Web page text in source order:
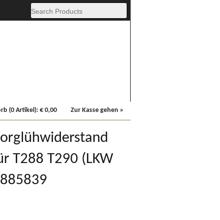
Zur Kasse gehen »
(0 Artikel): € 0,00
T288 T290 (LKW